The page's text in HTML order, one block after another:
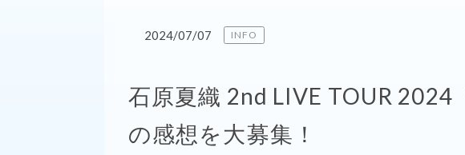
2024/07/07 INFO
石原夏織 2nd LIVE TOUR
の感想を大募集！